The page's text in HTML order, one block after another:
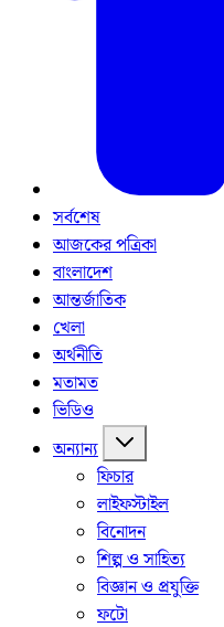
সর্বশেষ
আজকের পত্রিকা
বাংলাদেশ
আন্তর্জাতিক
খেলা
অর্থনীতি
মতামত
ভিডিও
অন্যান্য
ফিচার
লাইফস্টাইল
বিনোদন
শিল্প ও সাহিত্য
বিজ্ঞান ও প্রযুক্তি
ফটো